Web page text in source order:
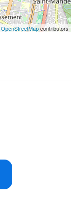
OpenStreetMapcontributors